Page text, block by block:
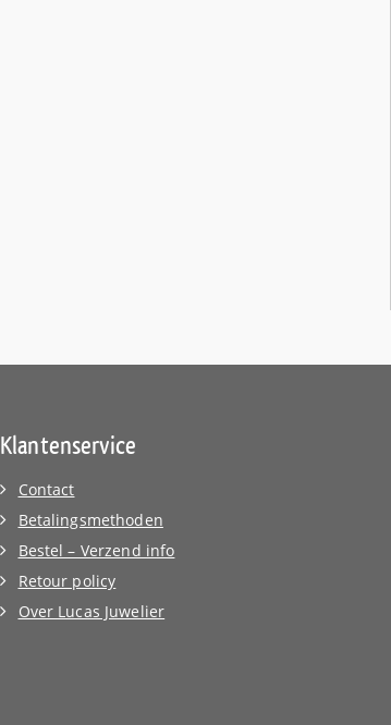
Klantenservice
Contact
Betalingsmethoden
Bestel – Verzend info
Retour policy
Over Lucas Juwelier